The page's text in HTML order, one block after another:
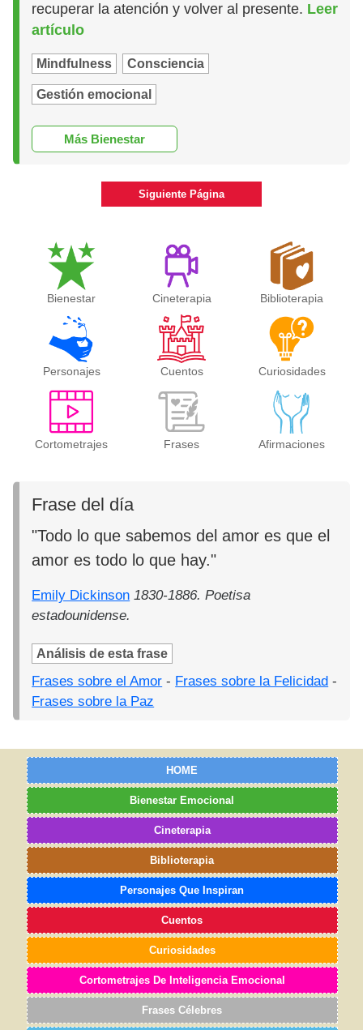
recuperar la atención y volver al presente. Leer
artículo
Mindfulness Consciencia
Gestión emocional
Más Bienestar
Siguiente Página
Bienestar Cineterapia Biblioterapia
Personajes Cuentos Curiosidades
Cortometrajes Frases Afirmaciones
Frase del día
"Todo lo que sabemos del amor es que el
amor es todo lo que hay."
Emily Dickinson 1830-1886. Poetisa
estadounidense.
Análisis de esta frase
Frases sobre el Amor - Frases sobre la Felicidad -
Frases sobre la Paz
HOME
Bienestar Emocional
Cineterapia
Biblioterapia
Personajes Que Inspiran
Cuentos
Curiosidades
Cortometrajes De Inteligencia Emocional
Frases Célebres